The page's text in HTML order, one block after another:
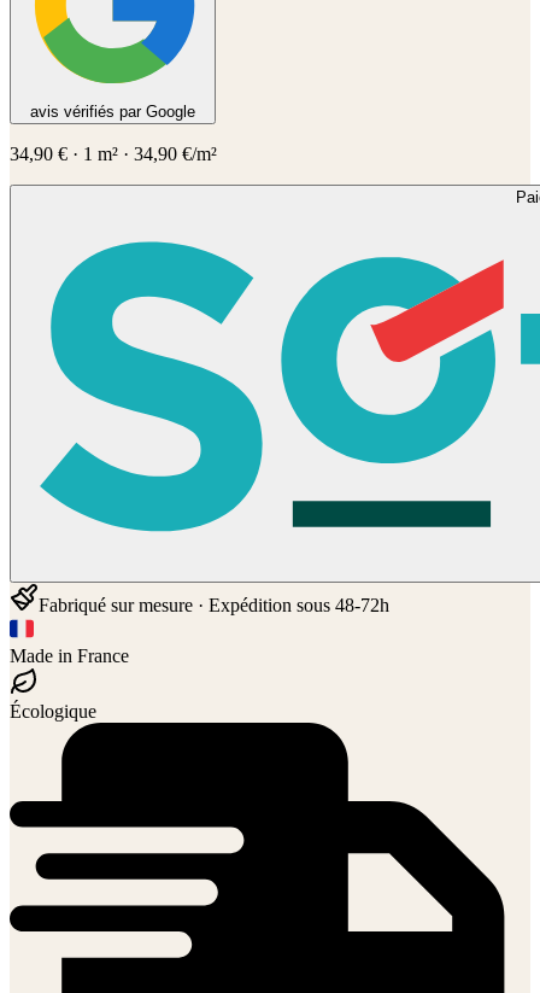
avis vérifiés par Google
34,90 € · 1 m² · 34,90 €/m²
Fabriqué sur mesure · Expédition sous 48-72h
Made in France
Écologique